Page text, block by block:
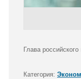
Глава
Категория: